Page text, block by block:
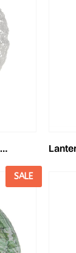
SALE